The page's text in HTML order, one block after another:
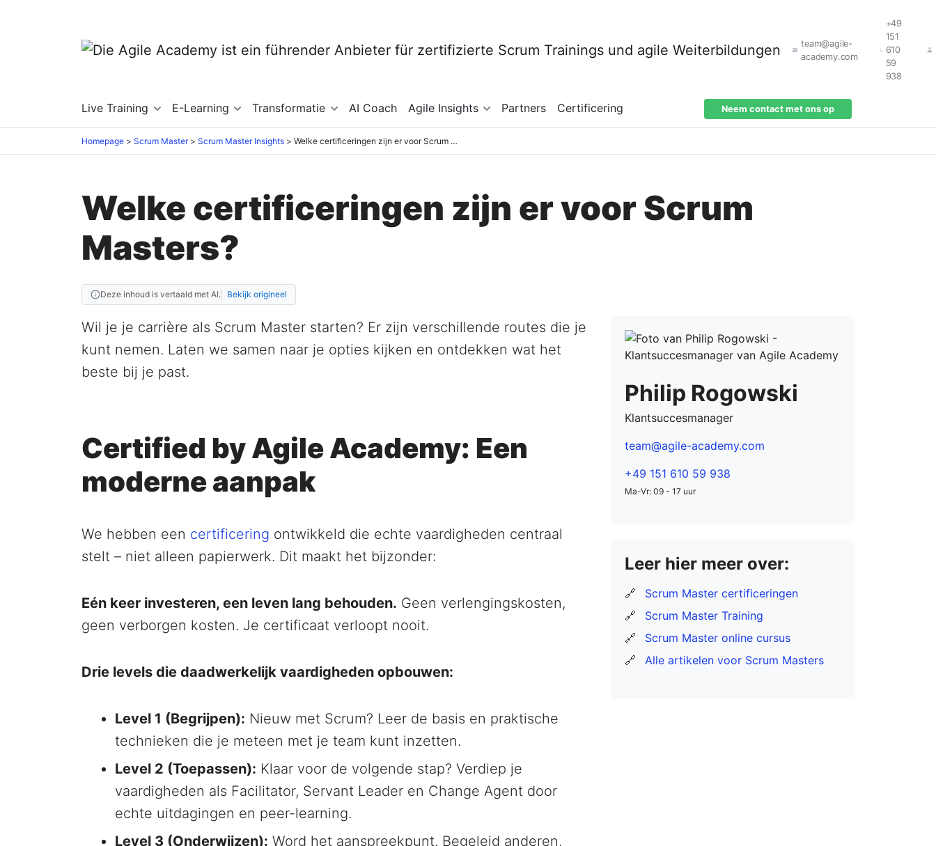
team@agile-
academy.com
+49
151
610
59
938
Live Training E-Learning Transformatie AI Coach Agile Insights Partners Certificering Neem contact met ons op
Homepage Scrum Master Scrum Master Insights Welke certificeringen zijn er voor Scrum Masters?
Welke certificeringen zijn er voor Scrum
Masters?
Deze inhoud is vertaald met AI. Bekijk origineel
Wil je je carrière als Scrum Master starten? Er zijn verschillende routes die je
kunt nemen. Laten we samen naar je opties kijken en ontdekken wat het
beste bij je past.
Certified by Agile Academy: Een
moderne aanpak
We hebben een certificering ontwikkeld die echte vaardigheden centraal
stelt – niet alleen papierwerk. Dit maakt het bijzonder:
Eén keer investeren, een leven lang behouden. Geen verlengingskosten,
geen verborgen kosten. Je certificaat verloopt nooit.
Drie levels die daadwerkelijk vaardigheden opbouwen:
Level 1 (Begrijpen): Nieuw met Scrum? Leer de basis en praktische
technieken die je meteen met je team kunt inzetten.
Level 2 (Toepassen): Klaar voor de volgende stap? Verdiep je
vaardigheden als Facilitator, Servant Leader en Change Agent door
echte uitdagingen en peer-learning.
Level 3 (Onderwijzen): Word het aanspreekpunt. Begeleid anderen,
Philip Rogowski
Klantsuccesmanager
team@agile-academy.com
+49 151 610 59 938
Ma-Vr: 09 - 17 uur
Leer hier meer over:
🔗
Scrum Master certificeringen
🔗
Scrum Master Training
🔗
Scrum Master online cursus
🔗
Alle artikelen voor Scrum Masters